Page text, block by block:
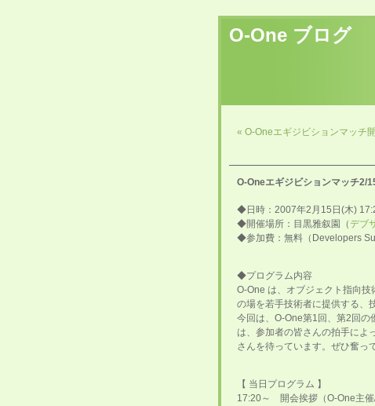
O-One ブログ
« O-Oneエギジビションマッチ開
O-Oneエギジビションマッチ2/
◆日時：2007年2月15日(木)
◆開催場所：目黒雅叙園（デブ
◆参加費：無料（Developers
◆プログラム内容
O-One は、オブジェクト指向
の場を若手技術者に提供する、
今回は、O-One第1回、第2回の
は、参加者の皆さんの拍手によ
さんを待っています。ぜひ奮っ
【 当日プログラム 】
17:20～ 開会挨拶（O-One主催/